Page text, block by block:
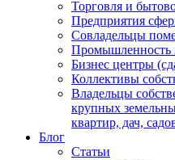
Торговля и
Предприятия
Совладельцы
Промышленность
Бизнес центры
Коллективы
Владельцы
крупных
квартир, дач,
Блог
Статьи